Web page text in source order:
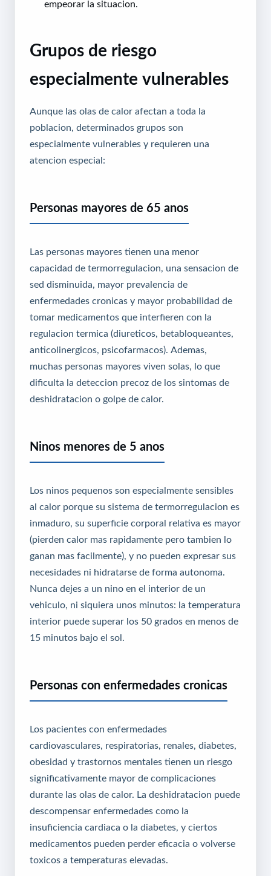
empeorar la situacion.
Grupos de riesgo
especialmente vulnerables
Aunque las olas de calor afectan a toda la
poblacion, determinados grupos son
especialmente vulnerables y requieren una
atencion especial:
Personas mayores de 65 anos
Las personas mayores tienen una menor
capacidad de termorregulacion, una sensacion de
sed disminuida, mayor prevalencia de
enfermedades cronicas y mayor probabilidad de
tomar medicamentos que interfieren con la
regulacion termica (diureticos, betabloqueantes,
anticolinergicos, psicofarmacos). Ademas,
muchas personas mayores viven solas, lo que
dificulta la deteccion precoz de los sintomas de
deshidratacion o golpe de calor.
Ninos menores de 5 anos
Los ninos pequenos son especialmente sensibles
al calor porque su sistema de termorregulacion es
inmaduro, su superficie corporal relativa es mayor
(pierden calor mas rapidamente pero tambien lo
ganan mas facilmente), y no pueden expresar sus
necesidades ni hidratarse de forma autonoma.
Nunca dejes a un nino en el interior de un
vehiculo, ni siquiera unos minutos: la temperatura
interior puede superar los 50 grados en menos de
15 minutos bajo el sol.
Personas con enfermedades cronicas
Los pacientes con enfermedades
cardiovasculares, respiratorias, renales, diabetes,
obesidad y trastornos mentales tienen un riesgo
significativamente mayor de complicaciones
durante las olas de calor. La deshidratacion puede
descompensar enfermedades como la
insuficiencia cardiaca o la diabetes, y ciertos
medicamentos pueden perder eficacia o volverse
toxicos a temperaturas elevadas.